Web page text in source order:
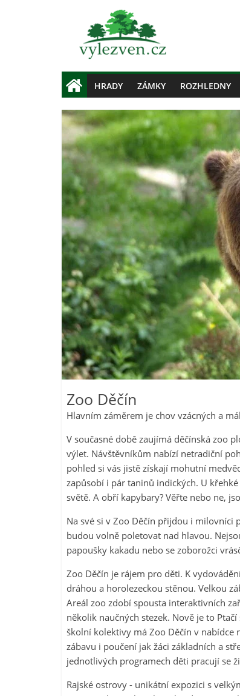
HRADY ZÁMKY ROZHLEDNY
Zoo Děčín
Hlavním záměrem je chov vzácných a
V současné době zaujímá děčínská zoo
výlet. Návštěvníkům nabízí netradiční
pohled si vás jistě získají mohutní
zapůsobí i pár taninů indických. U
světě. A obří kapybary? Věřte nebo ne,
Na své si v Zoo Děčín přijdou i milovníci
budou volně poletovat nad hlavou.
papoušky kakadu nebo se zoborožci
Zoo Děčín je rájem pro děti. K
dráhou a horolezeckou stěnou. Velkou
Areál zoo zdobí spousta interaktivních
několik naučných stezek. Nově je to
školní kolektivy má Zoo Děčín v
zábavu i poučení jak žáci základních a
jednotlivých programech děti pracují se
Rajské ostrovy - unikátní expozici s